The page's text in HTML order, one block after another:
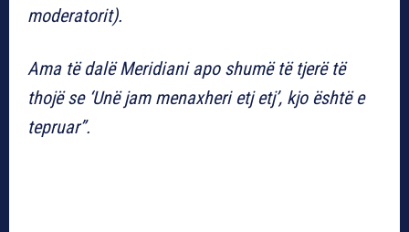
moderatorit).
Ama të dalë Meridiani apo shumë të tjerë të
thojë se ‘Unë jam menaxheri etj etj’, kjo është e
tepruar”.